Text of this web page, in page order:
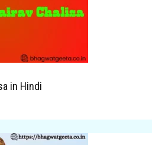
in Hindi